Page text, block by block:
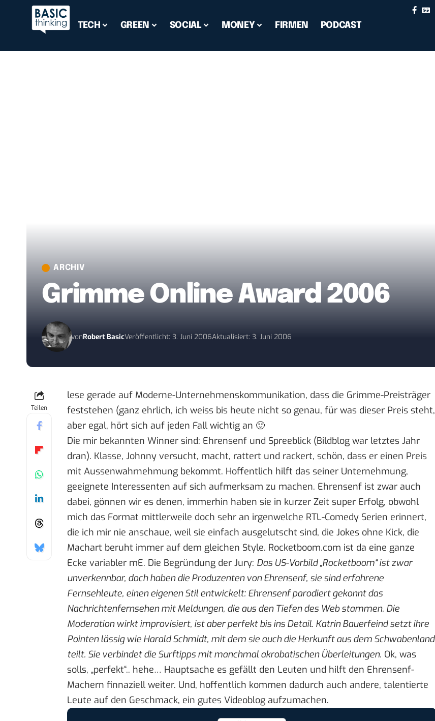
TECH GREEN SOCIAL MONEY FIRMEN PODCAST
ARCHIV
Grimme Online Award 2006
vonRobert BasicVeröffentlicht: 3. Juni 2006Aktualisiert: 3. Juni 2006
Teilen
lese gerade auf Moderne-Unternehmenskommunikation, dass die Grimme-Preisträger
feststehen (ganz ehrlich, ich weiss bis heute nicht so genau, für was dieser Preis steht,
aber egal, hört sich auf jeden Fall wichtig an 🙂
Die mir bekannten Winner sind: Ehrensenf und Spreeblick (Bildblog war letztes Jahr
dran). Klasse, Johnny versucht, macht, rattert und rackert, schön, dass er einen Preis
mit Aussenwahrnehmung bekommt. Hoffentlich hilft das seiner Unternehmung,
geeignete Interessenten auf sich aufmerksam zu machen. Ehrensenf ist zwar auch
dabei, gönnen wir es denen, immerhin haben sie in kurzer Zeit super Erfolg, obwohl
mich das Format mittlerweile doch sehr an irgenwelche RTL-Comedy Serien erinnert,
die ich mir nie anschaue, weil sie einfach ausgelutscht sind, die Jokes ohne Kick, die
Machart beruht immer auf dem gleichen Style. Rocketboom.com ist da eine ganze
Ecke variabler mE. Die Begründung der Jury: Das US-Vorbild „Rocketboom“ ist zwar
unverkennbar, doch haben die Produzenten von Ehrensenf, sie sind erfahrene
Fernsehleute, einen eigenen Stil entwickelt: Ehrensenf parodiert gekonnt das
Nachrichtenfernsehen mit Meldungen, die aus den Tiefen des Web stammen. Die
Moderation wirkt improvisiert, ist aber perfekt bis ins Detail. Katrin Bauerfeind setzt ihre
Pointen lässig wie Harald Schmidt, mit dem sie auch die Herkunft aus dem Schwabenland
teilt. Sie verbindet die Surftipps mit manchmal akrobatischen Überleitungen. Ok, was
solls, „perfekt“.. hehe… Hauptsache es gefällt den Leuten und hilft den Ehrensenf-
Machern finnaziell weiter. Und, hoffentlich kommen dadurch auch andere, talentierte
Leute auf den Geschmack, ein gutes Videoblog aufzumachen.